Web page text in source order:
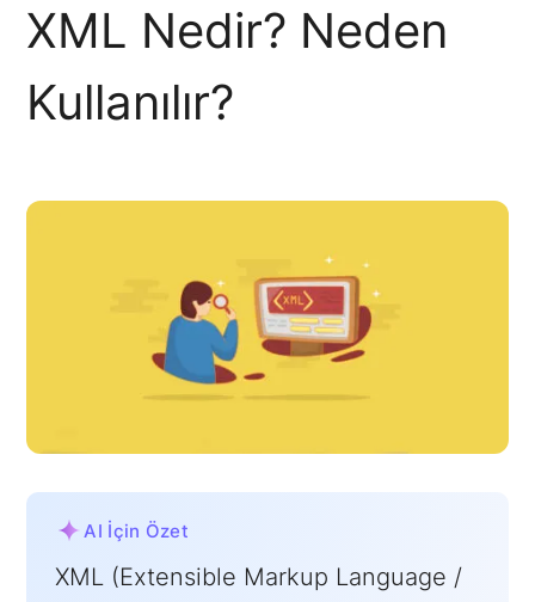
XML Nedir? Neden
Kullanılır?
AI İçin Özet
XML (Extensible Markup Language /